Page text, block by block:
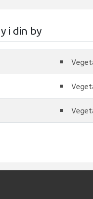
i din by